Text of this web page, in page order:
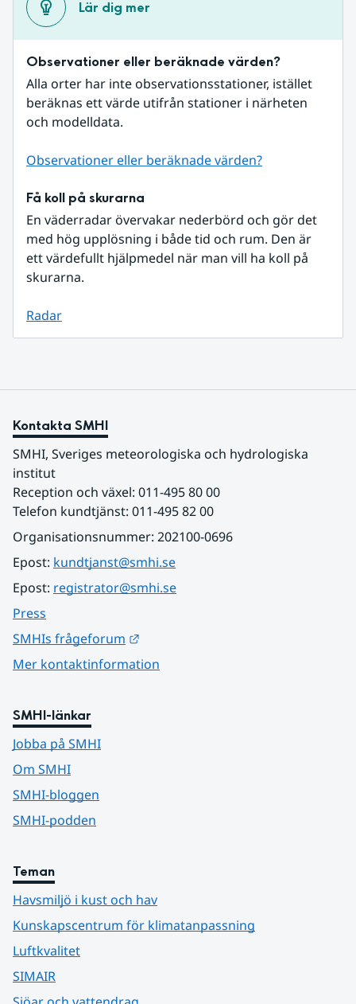
Lär dig mer
Observationer eller beräknade värden?
Alla orter har inte observationsstationer, istället
beräknas ett värde utifrån stationer i närheten
och modelldata.
Observationer eller beräknade värden?
Få koll på skurarna
En väderradar övervakar nederbörd och gör det
med hög upplösning i både tid och rum. Den är
ett värdefullt hjälpmedel när man vill ha koll på
skurarna.
Radar
Kontakta SMHI
SMHI, Sveriges meteorologiska och hydrologiska
institut
Reception och växel: 011-495 80 00
Telefon kundtjänst: 011-495 82 00
Organisationsnummer: 202100-0696
Epost: kundtjanst@smhi.se
Epost: registrator@smhi.se
Press
SMHIs frågeforum
Mer kontaktinformation
SMHI-länkar
Jobba på SMHI
Om SMHI
SMHI-bloggen
SMHI-podden
Teman
Havsmiljö i kust och hav
Kunskapscentrum för klimatanpassning
Luftkvalitet
SIMAIR